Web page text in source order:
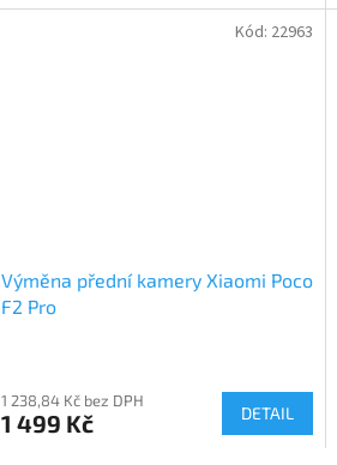
Výměna přední kamery Xiaomi Poco
F2 Pro
1 238,84 Kč bez DPH
1 499 Kč DETAIL
Kód: 22963